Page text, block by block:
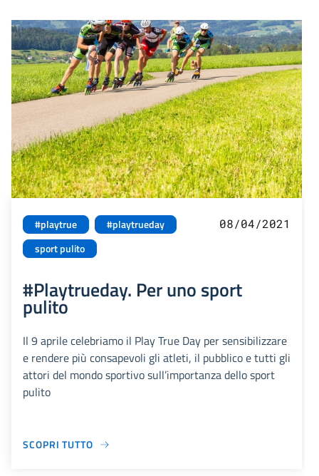
#playtrue
#playtrueday
sport pulito
08/04/2021
#Playtrueday. Per uno sport
pulito
Il 9 aprile celebriamo il Play True Day per sensibilizzare
e rendere più consapevoli gli atleti, il pubblico e tutti gli
attori del mondo sportivo sull’importanza dello sport
pulito
SCOPRI TUTTO